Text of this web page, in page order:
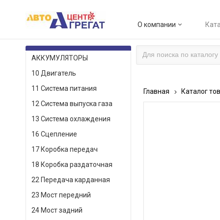
О компании
КАТАЛОГ ТОВАРОВ
АККУМУЛЯТОРЫ
10 Двигатель
11 Система питания
12 Система выпуска газа
13 Система охлаждения
16 Сцепление
17 Коробка передач
18 Коробка раздаточная
22 Передача карданная
23 Мост передний
24 Мост задний
Главная Каталог